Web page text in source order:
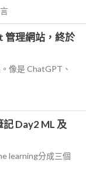
管理網站，終於
像是 ChatGPT、
Day2 ML 及
learning分成三個